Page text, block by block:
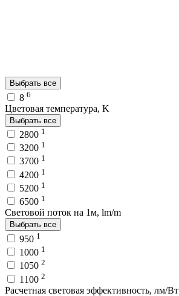
Выбрать все
8 6
Цветовая температура, K
Выбрать все
2800 1
3200 1
3700 1
4200 1
5200 1
6500 1
Световой поток на 1м, lm/m
Выбрать все
950 1
1000 1
1050 2
1100 2
Расчетная световая эффективность, лм/Вт